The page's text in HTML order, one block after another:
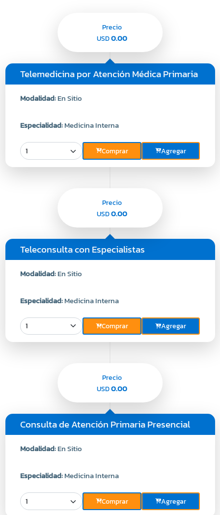
Telemedicina por Atención Médica Primaria
Modalidad:En Sitio
Especialidad:Medicina Interna
Comprar Agregar
Precio
USD0.00
Teleconsulta con Especialistas
Modalidad:En Sitio
Especialidad:Medicina Interna
Comprar Agregar
Precio
USD0.00
Consulta de Atención Primaria Presencial
Modalidad:En Sitio
Especialidad:Medicina Interna
Comprar Agregar
Precio
USD0.00